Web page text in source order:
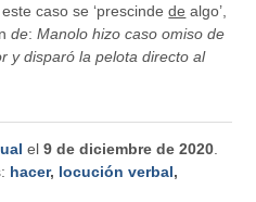
caso se ‘prescindede algo’,
de:Manolo hizo caso omiso de
y disparó la pelota directo al
el9 de diciembre de 2020
hacer, locución verbal,